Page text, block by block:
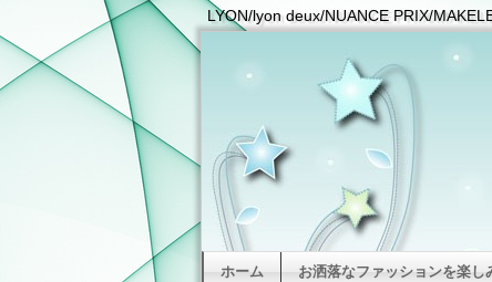
LYON/lyon deux/NUANCE PRIX/
ホーム お洒落なファッションを楽